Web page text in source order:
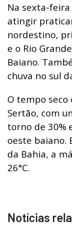
Na sexta-feira
atingir
nordestino,
e o Rio
Baiano.
chuva no sul
O tempo
Sertão, com
torno de 30%
oeste baiano.
da Bahia, a
26°C.
Notícias